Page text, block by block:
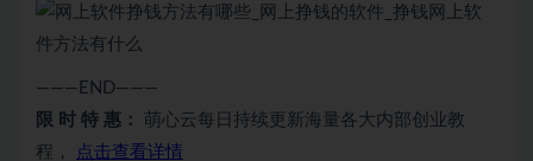
———END———
限 时 特 惠： 萌心云每日持续更新海量各大内部创业教
程，
点击查看详情